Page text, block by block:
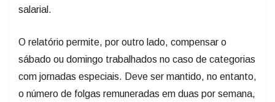
salarial.
O relatório permite, por outro lado, compensar o
sábado ou domingo trabalhados no caso de categorias
com jornadas especiais. Deve ser mantido, no entanto,
o número de folgas remuneradas em duas por semana,